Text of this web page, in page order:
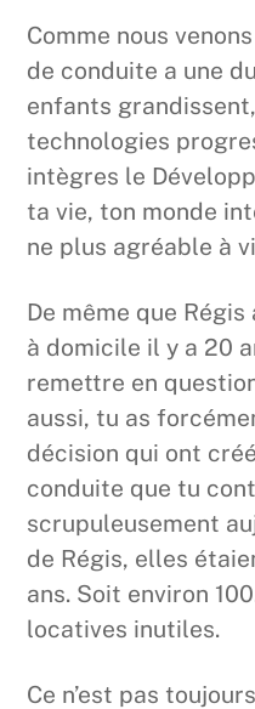
Comme nous
de conduite a une
enfants
technologies
intègres le
ta vie, ton monde
ne plus agréable à
De même que
à domicile il y a 20
remettre en
aussi, tu as
décision qui ont
conduite que tu
scrupuleusement
de Régis, elles
ans. Soit environ
locatives inutiles.
Ce n’est pas